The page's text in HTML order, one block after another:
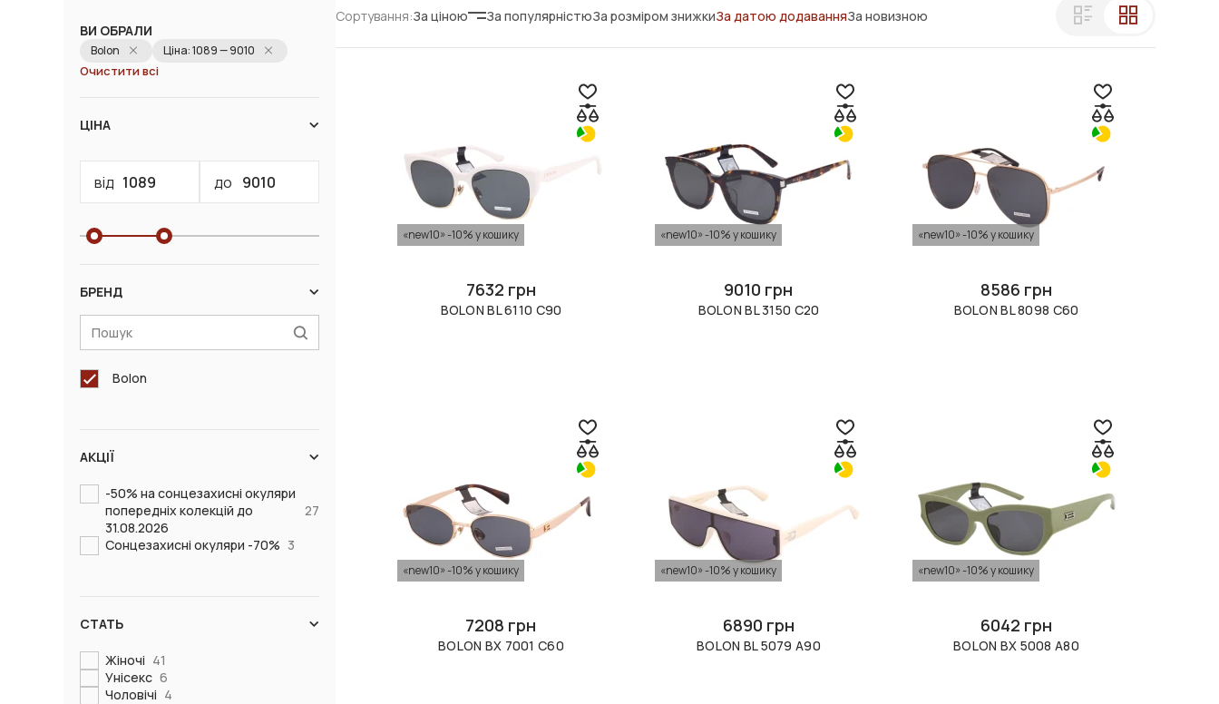
ВИ ОБРАЛИ
Bolon Ціна: 1089 — 9010
Очистити всі
ЦІНА
від до
БРЕНД
Bolon
АКЦІЇ
-50% на сонцезахисні окуляри
попередніх колекцій до
31.08.2026
27
Сонцезахисні окуляри -70% 3
СТАТЬ
Жіночі 41
Унісекс 6
Чоловічі 4
Сортування:За ціною За популярністюЗа розміром знижкиЗа датою додаванняЗа новизною
«new10» -10% у кошику
7632 грн
BOLON BL 6110 C90
«new10» -10% у кошику
9010 грн
BOLON BL 3150 C20
«new10» -10% у кошику
8586 грн
BOLON BL 8098 C60
«new10» -10% у кошику
7208 грн
BOLON BX 7001 C60
«new10» -10% у кошику
6890 грн
BOLON BL 5079 A90
«new10» -10% у кошику
6042 грн
BOLON BX 5008 A80